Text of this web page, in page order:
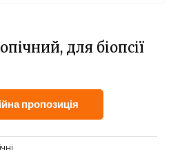
для біопсії
пропозиція